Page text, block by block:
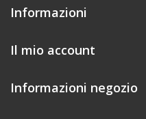
Informazioni
Il mio account
Informazioni negozio